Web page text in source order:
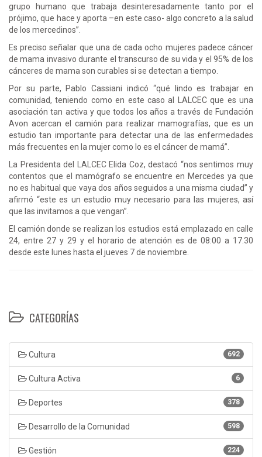
grupo humano que trabaja desinteresadamente tanto por el
prójimo, que hace y aporta –en este caso- algo concreto a la salud
de los mercedinos”.
Es preciso señalar que una de cada ocho mujeres padece cáncer
de mama invasivo durante el transcurso de su vida y el 95% de los
cánceres de mama son curables si se detectan a tiempo.
Por su parte, Pablo Cassiani indicó “qué lindo es trabajar en
comunidad, teniendo como en este caso al LALCEC que es una
asociación tan activa y que todos los años a través de Fundación
Avon acercan el camión para realizar mamografías, que es un
estudio tan importante para detectar una de las enfermedades
más frecuentes en la mujer como lo es el cáncer de mamá”.
La Presidenta del LALCEC Elida Coz, destacó “nos sentimos muy
contentos que el mamógrafo se encuentre en Mercedes ya que
no es habitual que vaya dos años seguidos a una misma ciudad” y
afirmó “este es un estudio muy necesario para las mujeres, así
que las invitamos a que vengan”.
El camión donde se realizan los estudios está emplazado en calle
24, entre 27 y 29 y el horario de atención es de 08:00 a 17.30
desde este lunes hasta el jueves 7 de noviembre.
CATEGORÍAS
692
Cultura
6
Cultura Activa
378
Deportes
598
Desarrollo de la Comunidad
224
Gestión